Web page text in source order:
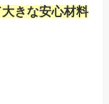
きな安心材料